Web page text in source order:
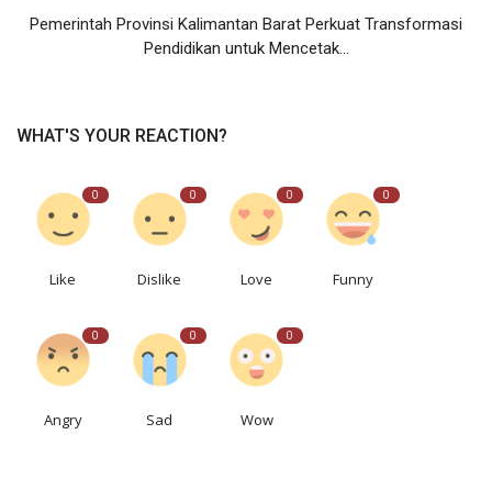
Pemerintah Provinsi Kalimantan Barat Perkuat Transformasi
Pendidikan untuk Mencetak...
WHAT'S YOUR REACTION?
0
Like
0
Dislike
0
Love
0
Funny
0
Angry
0
Sad
0
Wow